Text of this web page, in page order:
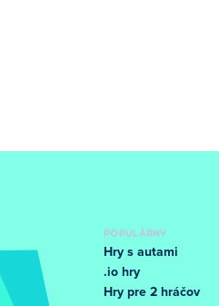
POPULÁRNY
Hry s autami
.io hry
Hry pre 2 hráčov